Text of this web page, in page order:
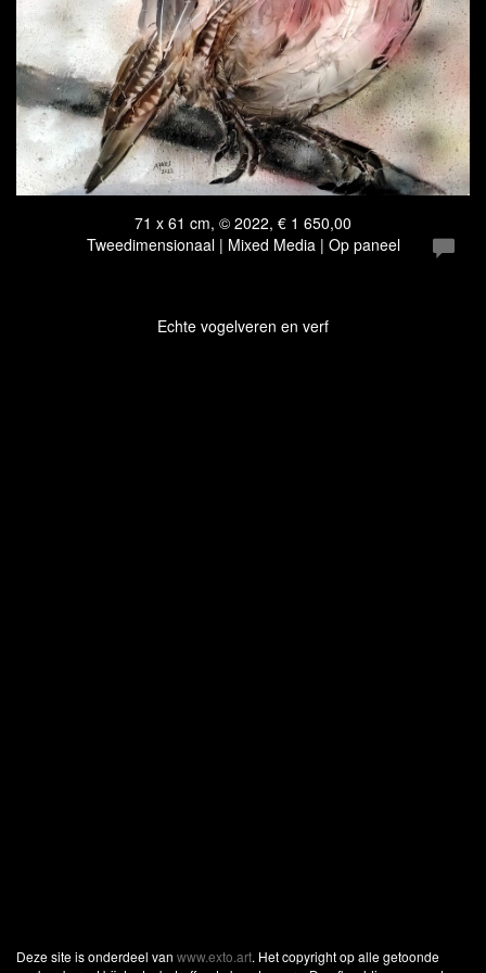
71 x 61 cm, © 2022, € 1 650,00
Tweedimensionaal | Mixed Media | Op paneel
Echte vogelveren en verf
Deze site is onderdeel van www.exto.art. Het copyright op alle getoonde